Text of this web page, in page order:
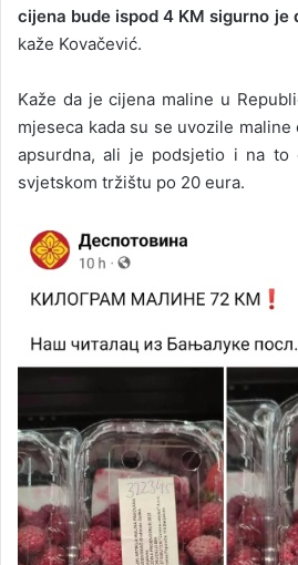
cijena bude ispod 4 KM sigurno je
kaže Kovačević.
Kaže da je cijena maline u
mjeseca kada su se uvozile
apsurdna, ali je podsjetio i na to
svjetskom tržištu po 20 eura.